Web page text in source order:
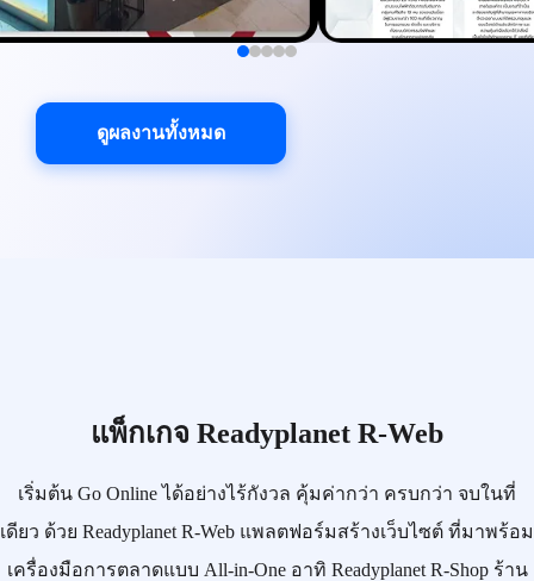
ดูผลงานทั้งหมด
แพ็กเกจ Readyplanet R-Web
เริ่มต้น Go Onlineได้อย่างไร้กังวล คุ้มค่ากว่า ครบกว่า จบในที่
เดียว ด้วย Readyplanet R-Web แพลตฟอร์มสร้างเว็บไซต์ ที่มาพร้อม
เครื่องมือการตลาดแบบ All-in-Oneอาทิ Readyplanet R-Shopร้าน